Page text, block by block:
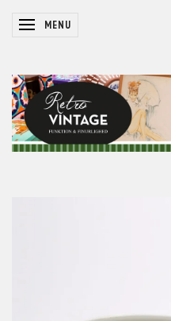
SKIFTE NAVIGATION
MENU